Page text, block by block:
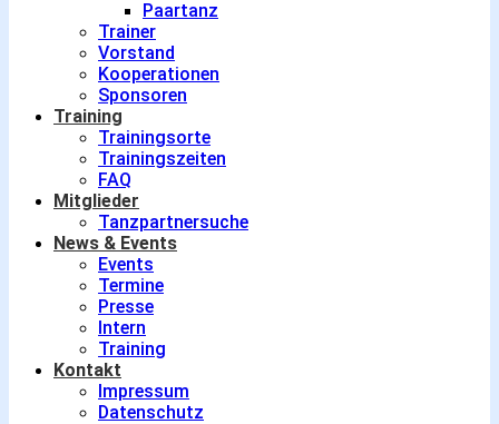
Paartanz
Trainer
Vorstand
Kooperationen
Sponsoren
Training
Trainingsorte
Trainingszeiten
FAQ
Mitglieder
Tanzpartnersuche
News & Events
Events
Termine
Presse
Intern
Training
Kontakt
Impressum
Datenschutz